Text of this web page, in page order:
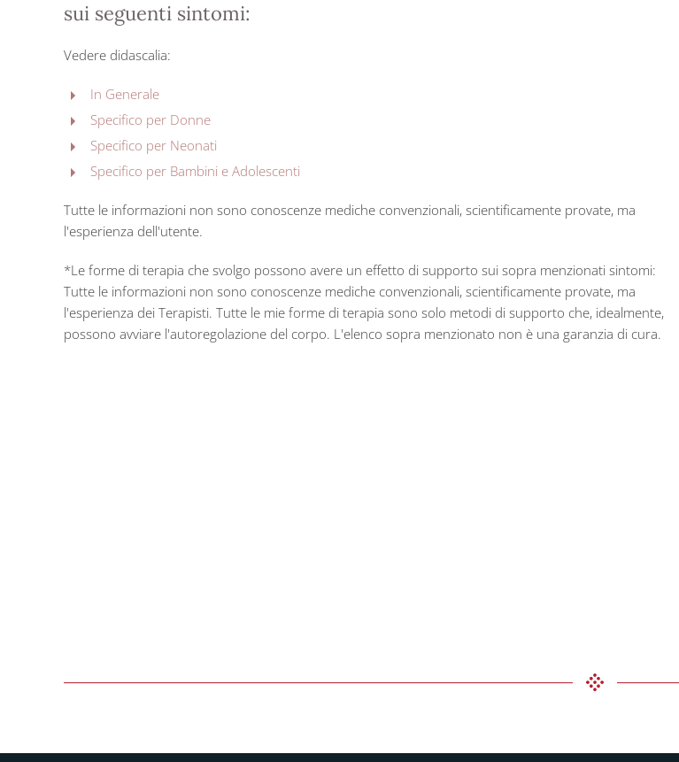
sui seguenti sintomi:
Vedere didascalia:
In Generale
Specifico per Donne
Specifico per Neonati
Specifico per Bambini e Adolescenti
Tutte le informazioni non sono conoscenze mediche convenzionali, scientificamente provate, ma
l'esperienza dell'utente.
*Le forme di terapia che svolgo possono avere un effetto di supporto sui sopra menzionati sintomi:
Tutte le informazioni non sono conoscenze mediche convenzionali, scientificamente provate, ma
l'esperienza dei Terapisti. Tutte le mie forme di terapia sono solo metodi di supporto che, idealmente,
possono avviare l'autoregolazione del corpo. L'elenco sopra menzionato non è una garanzia di cura.